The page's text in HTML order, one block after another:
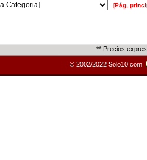
[Pág.
** Precios
© 2002/2022 Solo10.com